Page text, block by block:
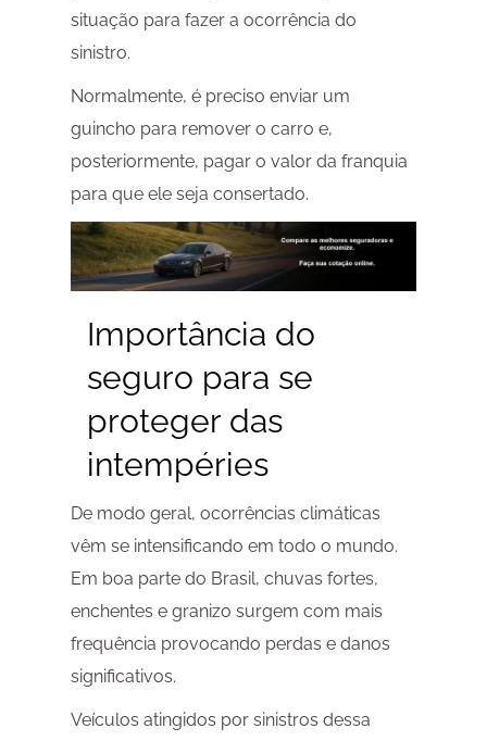
situação para fazer a ocorrência do
sinistro.
Normalmente, é preciso enviar um
guincho para remover o carro e,
posteriormente, pagar o valor da franquia
para que ele seja consertado.
Importância do
seguro para se
proteger das
intempéries
De modo geral, ocorrências climáticas
vêm se intensificando em todo o mundo.
Em boa parte do Brasil, chuvas fortes,
enchentes e granizo surgem com mais
frequência provocando perdas e danos
significativos.
Veículos atingidos por sinistros dessa